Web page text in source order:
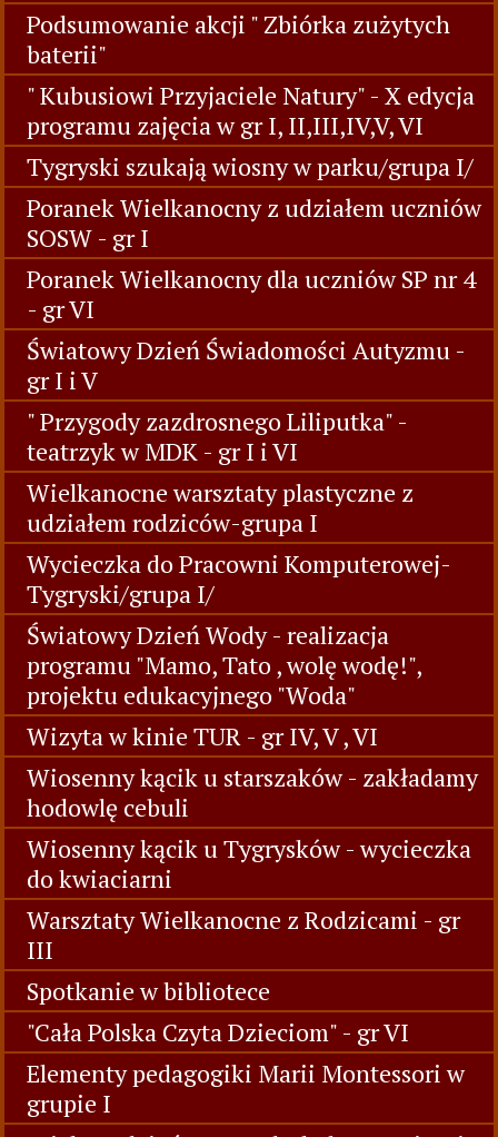
Podsumowanie akcji " Zbiórka zużytych
baterii"
" Kubusiowi Przyjaciele Natury" - X edycja
programu zajęcia w gr I, II,III,IV,V, VI
Tygryski szukają wiosny w parku/grupa I/
Poranek Wielkanocny z udziałem uczniów
SOSW - gr I
Poranek Wielkanocny dla uczniów SP nr 4
- gr VI
Światowy Dzień Świadomości Autyzmu -
gr I i V
" Przygody zazdrosnego Liliputka" -
teatrzyk w MDK - gr I i VI
Wielkanocne warsztaty plastyczne z
udziałem rodziców-grupa I
Wycieczka do Pracowni Komputerowej-
Tygryski/grupa I/
Światowy Dzień Wody - realizacja
programu "Mamo, Tato , wolę wodę!",
projektu edukacyjnego "Woda"
Wizyta w kinie TUR - gr IV, V , VI
Wiosenny kącik u starszaków - zakładamy
hodowlę cebuli
Wiosenny kącik u Tygrysków - wycieczka
do kwiaciarni
Warsztaty Wielkanocne z Rodzicami - gr
III
Spotkanie w bibliotece
"Cała Polska Czyta Dzieciom" - gr VI
Elementy pedagogiki Marii Montessori w
grupie I